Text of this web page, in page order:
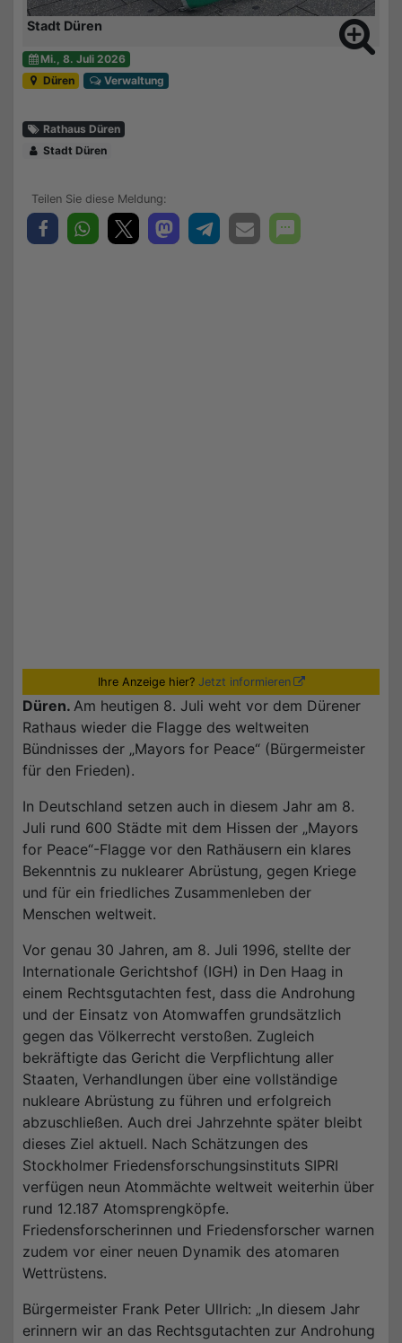
Stadt Düren
Mi., 8. Juli 2026
Düren
Verwaltung
Rathaus Düren
Stadt Düren
Ihre Anzeige hier? Jetzt informieren
Düren. Am heutigen 8. Juli weht vor dem Dürener
Rathaus wieder die Flagge des weltweiten
Bündnisses der „Mayors for Peace“ (Bürgermeister
für den Frieden).
In Deutschland setzen auch in diesem Jahr am 8.
Juli rund 600 Städte mit dem Hissen der „Mayors
for Peace“-Flagge vor den Rathäusern ein klares
Bekenntnis zu nuklearer Abrüstung, gegen Kriege
und für ein friedliches Zusammenleben der
Menschen weltweit.
Vor genau 30 Jahren, am 8. Juli 1996, stellte der
Internationale Gerichtshof (IGH) in Den Haag in
einem Rechtsgutachten fest, dass die Androhung
und der Einsatz von Atomwaffen grundsätzlich
gegen das Völkerrecht verstoßen. Zugleich
bekräftigte das Gericht die Verpflichtung aller
Staaten, Verhandlungen über eine vollständige
nukleare Abrüstung zu führen und erfolgreich
abzuschließen. Auch drei Jahrzehnte später bleibt
dieses Ziel aktuell. Nach Schätzungen des
Stockholmer Friedensforschungsinstituts SIPRI
verfügen neun Atommächte weltweit weiterhin über
rund 12.187 Atomsprengköpfe.
Friedensforscherinnen und Friedensforscher warnen
zudem vor einer neuen Dynamik des atomaren
Wettrüstens.
Bürgermeister Frank Peter Ullrich: „In diesem Jahr
erinnern wir an das Rechtsgutachten zur Androhung